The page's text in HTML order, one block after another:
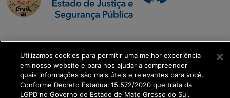
Executiva de
Transformação Digital
get_footer();
Utilizamos cookies para permitir uma melhor experiência
em nosso website e para nos ajudar a compreender
quais informações são mais úteis e relevantes para você.
Conforme Decreto Estadual 15.572/2020 que trata da
LGPD no Governo do Estado de Mato Grosso do Sul.